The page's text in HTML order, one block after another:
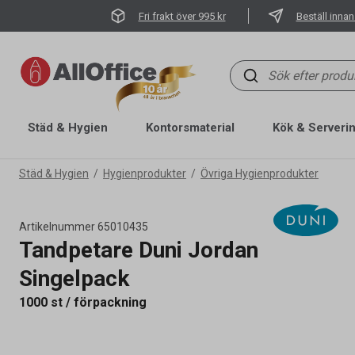
Fri frakt över 995 kr Beställ
Städ & Hygien Kontorsmaterial Kök &
Städ & Hygien Hygienprodukter Övriga Hygienprodukter
Artikelnummer65010435
Tandpetare Duni Jordan
Singelpack
1000 st / förpackning